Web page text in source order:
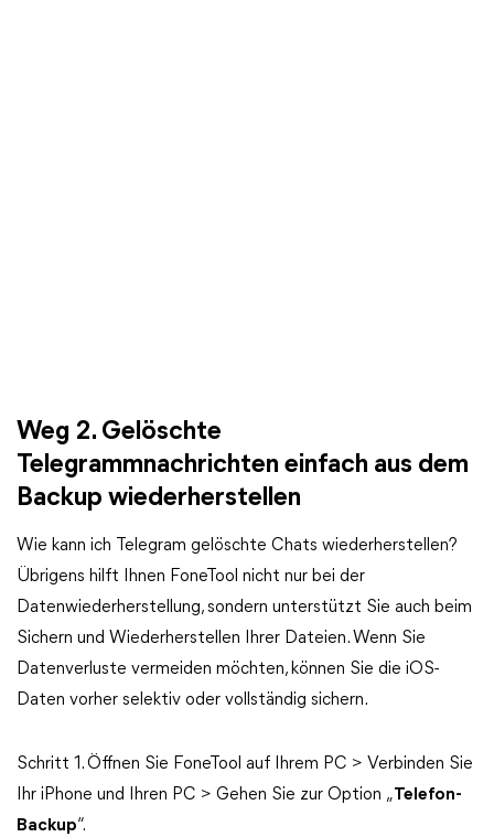
Weg 2. Gelöschte
Telegrammnachrichten einfach aus dem
Backup wiederherstellen
Wie kann ich Telegram gelöschte Chats wiederherstellen?
Übrigens hilft Ihnen FoneTool nicht nur bei der
Datenwiederherstellung, sondern unterstützt Sie auch beim
Sichern und Wiederherstellen Ihrer Dateien. Wenn Sie
Datenverluste vermeiden möchten, können Sie die iOS-
Daten vorher selektiv oder vollständig sichern.
Schritt 1. Öffnen Sie FoneTool auf Ihrem PC > Verbinden Sie
Ihr iPhone und Ihren PC > Gehen Sie zur Option „Telefon-
Backup“.